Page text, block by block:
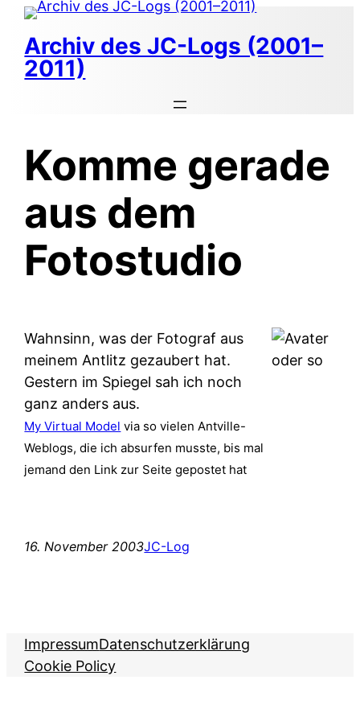
Zum
Inhalt
springen
Archiv des JC-Logs (2001–
2011)
Komme gerade
aus dem
Fotostudio
Wahnsinn, was der Fotograf aus
meinem Antlitz gezaubert hat.
Gestern im Spiegel sah ich noch
ganz anders aus.
My Virtual Model via so vielen Antville-
Weblogs, die ich absurfen musste, bis mal
jemand den Link zur Seite gepostet hat
16. November 2003JC-Log
ImpressumDatenschutzerklärung
Cookie Policy